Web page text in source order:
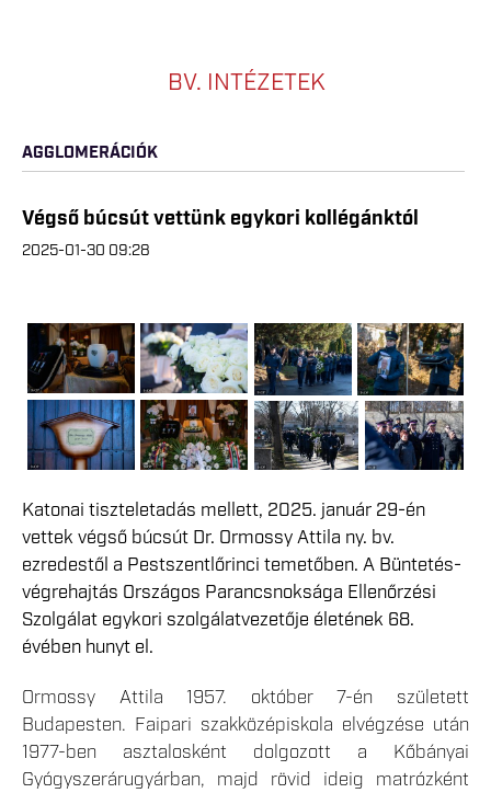
BV. INTÉZETEK
AGGLOMERÁCIÓK
Végső búcsút vettünk egykori kollégánktól
2025-01-30 09:28
Katonai tiszteletadás mellett, 2025. január 29-én
vettek végső búcsút Dr. Ormossy Attila ny. bv.
ezredestől a Pestszentlőrinci temetőben. A Büntetés-
végrehajtás Országos Parancsnoksága Ellenőrzési
Szolgálat egykori szolgálatvezetője életének 68.
évében hunyt el.
Ormossy Attila 1957. október 7-én született
Budapesten. Faipari szakközépiskola elvégzése után
1977-ben asztalosként dolgozott a Kőbányai
Gyógyszerárugyárban, majd rövid ideig matrózként